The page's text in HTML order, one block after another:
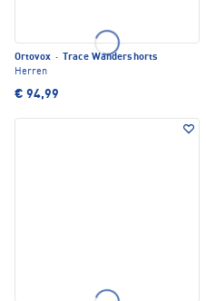
Ortovox ·
Trace Wandershorts
Herren
€ 94,99